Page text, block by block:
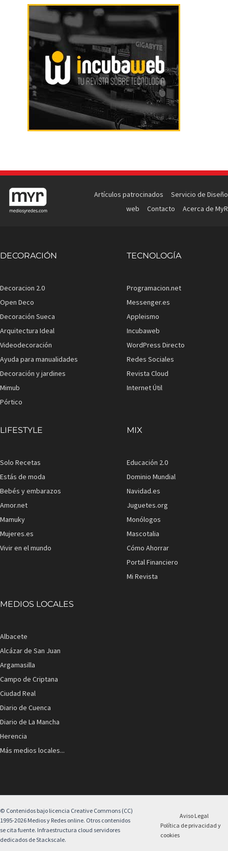
Artículos patrocinados
Servicio de Diseño
web
Contacto Acerca de MyR
DECORACIÓN
Decoracion 2.0
Open Deco
Decoración Sueca
Arquitectura Ideal
Videodecoración
Ayuda para manualidades
Decoración y jardines
Mimub
Pórtico
TECNOLOGÍA
Programacion.net
Messenger.es
Appleismo
Incubaweb
WordPress Directo
Redes Sociales
Revista Cloud
Internet Útil
LIFESTYLE
Solo Recetas
Estás de moda
Bebés y embarazos
Amor.net
Mamuky
Mujeres.es
Vivir en el mundo
MIX
Educación 2.0
Dominio Mundial
Navidad.es
Juguetes.org
Monólogos
Mascotalia
Cómo Ahorrar
Portal Financiero
Mi Revista
MEDIOS LOCALES
Albacete
Alcázar de San Juan
Argamasilla
Campo de Criptana
Ciudad Real
Diario de Cuenca
Diario de La Mancha
Herencia
Más medios locales...
© Contenidos bajo licencia Creative Commons (CC)
1995-2026 Medios y Redes online. Otros contenidos
se cita fuente. Infraestructura cloud servidores
dedicados de Stackscale.
Aviso Legal
Política de privacidad y
cookies